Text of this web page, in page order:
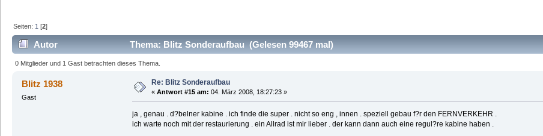
Seiten: 1 [2]
Autor Thema: Blitz Sonderaufbau (Gelesen 99467 mal)
0 Mitglieder und 1 Gast betrachten dieses Thema.
Blitz 1938
Gast
Re: Blitz Sonderaufbau
« Antwort #15 am: 04. März 2008, 18:27:23 »
ja , genau . d?belner kabine . ich finde die super . nicht so eng , innen . speziell gebau f?r den FERNVERKEHR .
ich warte noch mit der restaurierung . ein Allrad ist mir lieber . der kann dann auch eine regul?re kabine haben .